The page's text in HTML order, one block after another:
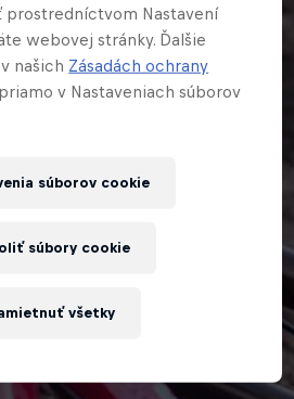
prostredníctvom Nastavení
webovej stránky. Ďalšie
našich Zásadách ochrany
v Nastaveniach súborov
súborov cookie
všetky
súbory cookie